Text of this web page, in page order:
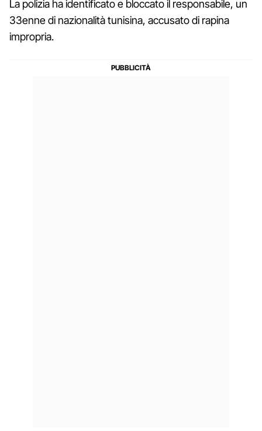
La polizia ha identificato e bloccato il responsabile, un
33enne di nazionalità tunisina, accusato di rapina
impropria.